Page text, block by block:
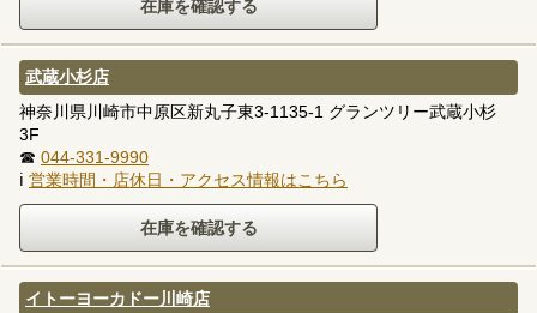
武蔵小杉店
神奈川県川崎市中原区新丸子東3-1135-1 グランツリー武蔵小杉
3F
☎ 044-331-9990
ℹ 営業時間・店休日・アクセス情報はこちら
イトーヨーカドー川崎店